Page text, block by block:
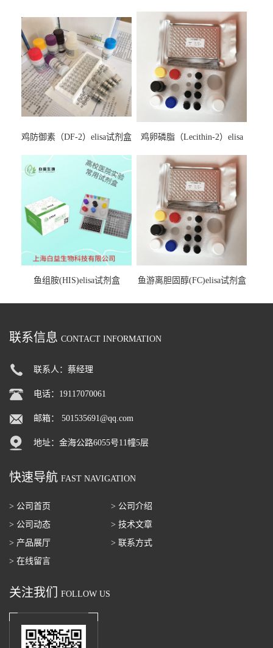
鸡防御素（DF-2）elisa试剂盒
鸡卵磷脂（Lecithin-2）elisa
鱼组胺(HIS)elisa试剂盒 鱼游离胆固醇(FC)elisa试剂盒
联系信息 CONTACT INFORMATION
联系人：蔡经理
电话：19117070061
邮箱： 501535691@qq.com
地址：金海公路6055号11幢5层
快速导航 FAST NAVIGATION
> 公司首页
> 公司介绍
> 公司动态
> 技术文章
> 产品展厅
> 联系方式
> 在线留言
关注我们 FOLLOW US